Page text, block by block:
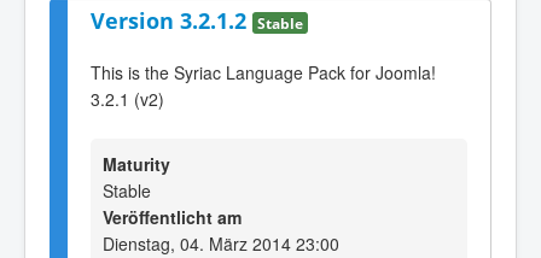
Version 3.2.1.2 Stable
This is the Syriac Language Pack for Joomla!
3.2.1 (v2)
Maturity
Stable
Veröffentlicht am
Dienstag, 04. März 2014 23:00